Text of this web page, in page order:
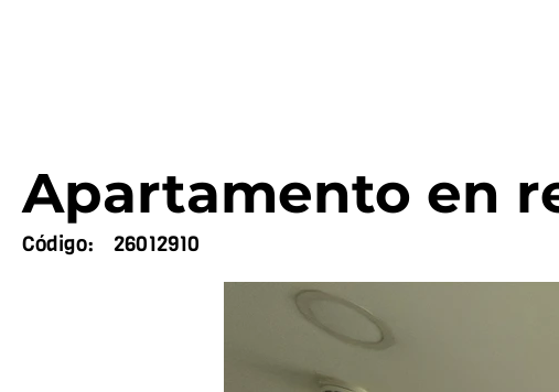
Apartamento en
Código: 26012910